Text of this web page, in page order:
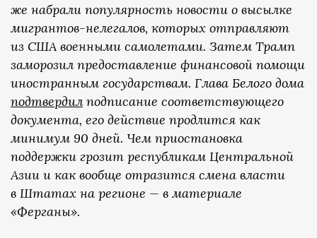
же набрали популярность новости о высылке
мигрантов-нелегалов, которых отправляют
из США военными самолетами. Затем Трамп
заморозил предоставление финансовой помощи
иностранным государствам. Глава Белого дома
подтвердилподписание соответствующего
документа, его действие продлится как
минимум 90 дней. Чем приостановка
поддержки грозит республикам Центральной
Азии и как вообще отразится смена власти
в Штатах на регионе — в материале
«Ферганы».